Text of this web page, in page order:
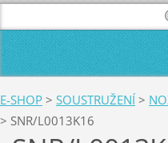
E-SHOP > SOUSTRUŽENÍ >
> SNR/L0013K16